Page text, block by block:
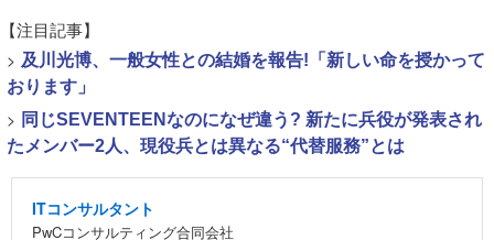
【注目記事】
> 及川光博、一般女性との結婚を報告!「新しい命を授かって
おります」
> 同じSEVENTEENなのになぜ違う? 新たに兵役が発表され
たメンバー2人、現役兵とは異なる“代替服務”とは
ITコンサルタント
PwCコンサルティング合同会社